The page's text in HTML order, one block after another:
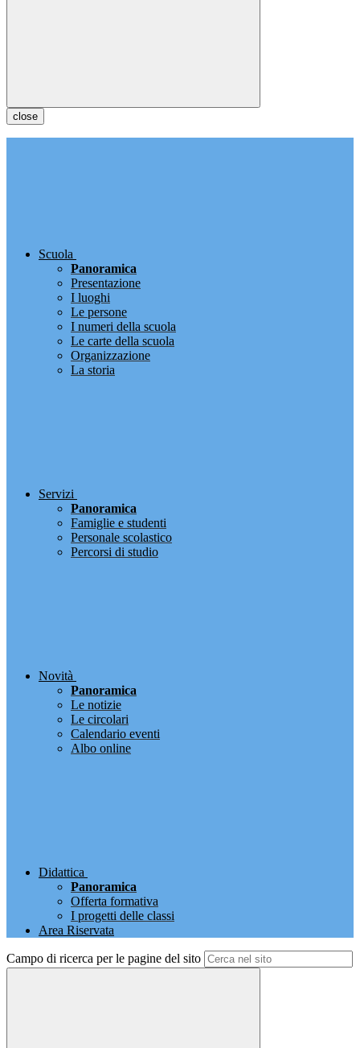
close
Scuola
Panoramica
Presentazione
I luoghi
Le persone
I numeri della scuola
Le carte della scuola
Organizzazione
La storia
Servizi
Panoramica
Famiglie e studenti
Personale scolastico
Percorsi di studio
Novità
Panoramica
Le notizie
Le circolari
Calendario eventi
Albo online
Didattica
Panoramica
Offerta formativa
I progetti delle classi
Area Riservata
Campo di ricerca per le pagine del sito